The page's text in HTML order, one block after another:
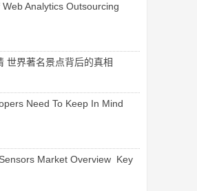
Analytics Outsourcing
世界著名景点背后的真相
Need To Keep In Mind
Market Overview  Key